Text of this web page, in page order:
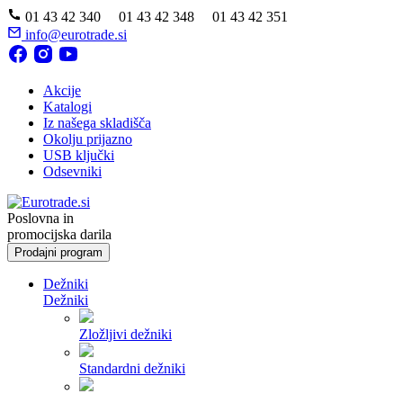
01 43 42 340 01 43 42 348 01 43 42 351
info@eurotrade.si
Akcije
Katalogi
Iz našega skladišča
Okolju prijazno
USB ključki
Odsevniki
Poslovna in
promocijska darila
Prodajni program
Dežniki
Dežniki
Zložljivi dežniki
Standardni dežniki